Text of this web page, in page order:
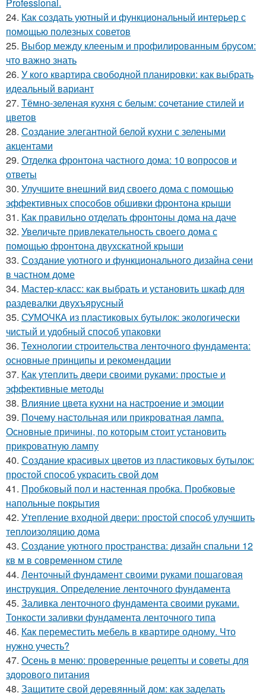
24. Как создать уютный и функциональный интерьер с
помощью полезных советов
25. Выбор между клееным и профилированным брусом:
что важно знать
26. У кого квартира свободной планировки: как выбрать
идеальный вариант
27. Тёмно-зеленая кухня с белым: сочетание стилей и
цветов
28. Создание элегантной белой кухни с зелеными
акцентами
29. Отделка фронтона частного дома: 10 вопросов и
ответы
30. Улучшите внешний вид своего дома с помощью
эффективных способов обшивки фронтона крыши
31. Как правильно отделать фронтоны дома на даче
32. Увеличьте привлекательность своего дома с
помощью фронтона двухскатной крыши
33. Создание уютного и функционального дизайна сени
в частном доме
34. Мастер-класс: как выбрать и установить шкаф для
раздевалки двухъярусный
35. СУМОЧКА из пластиковых бутылок: экологически
чистый и удобный способ упаковки
36. Технологии строительства ленточного фундамента:
основные принципы и рекомендации
37. Как утеплить двери своими руками: простые и
эффективные методы
38. Влияние цвета кухни на настроение и эмоции
39. Почему настольная или прикроватная лампа.
Основные причины, по которым стоит установить
прикроватную лампу
40. Создание красивых цветов из пластиковых бутылок:
простой способ украсить свой дом
41. Пробковый пол и настенная пробка. Пробковые
напольные покрытия
42. Утепление входной двери: простой способ улучшить
теплоизоляцию дома
43. Создание уютного пространства: дизайн спальни 12
кв м в современном стиле
44. Ленточный фундамент своими руками пошаговая
инструкция. Определение ленточного фундамента
45. Заливка ленточного фундамента своими руками.
Тонкости заливки фундамента ленточного типа
46. Как переместить мебель в квартире одному. Что
нужно учесть?
47. Осень в меню: проверенные рецепты и советы для
здорового питания
48. Защитите свой деревянный дом: как заделать